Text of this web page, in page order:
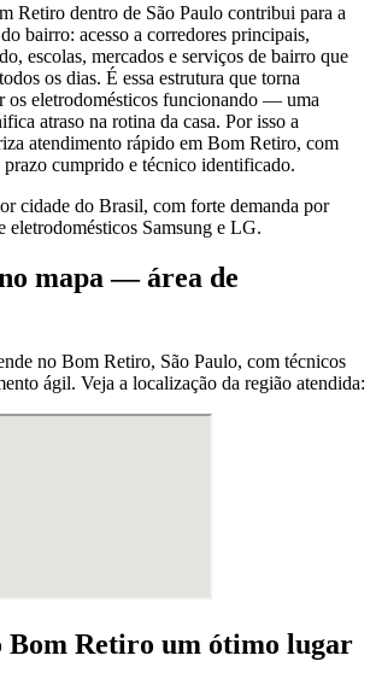
Retiro dentro de São Paulo contribui para a
bairro: acesso a corredores principais,
escolas, mercados e serviços de bairro que
os dias. É essa estrutura que torna
os eletrodomésticos funcionando — uma
atraso na rotina da casa. Por isso a
atendimento rápido em Bom Retiro, com
prazo cumprido e técnico identificado.
cidade do Brasil, com forte demanda por
eletrodomésticos Samsung e LG.
mapa — área de
no Bom Retiro, São Paulo, com técnicos
ágil. Veja a localização da região atendida:
Bom Retiro um ótimo lugar